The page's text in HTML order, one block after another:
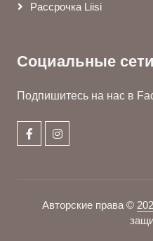
Рассрочка Liisi
Социальные сети
Подпишитесь на нас в
Авторские права ©